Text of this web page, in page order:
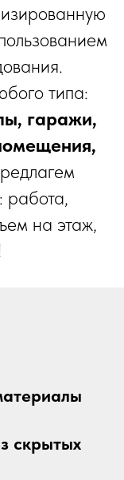
типа:
гаражи,
: работа,
на этаж,
скрытых